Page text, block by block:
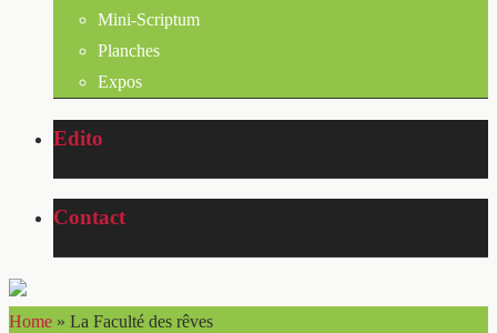
Mini-Scriptum
Planches
Expos
Edito
Contact
Home » La Faculté des rêves